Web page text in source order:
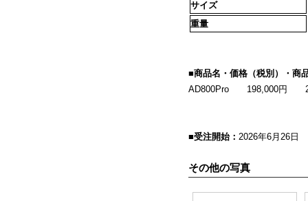
サイズ
重量
■商品名・価格（税別）・商
AD800Pro 198,000円
■受注開始： 2026年6月26日
その他の写真